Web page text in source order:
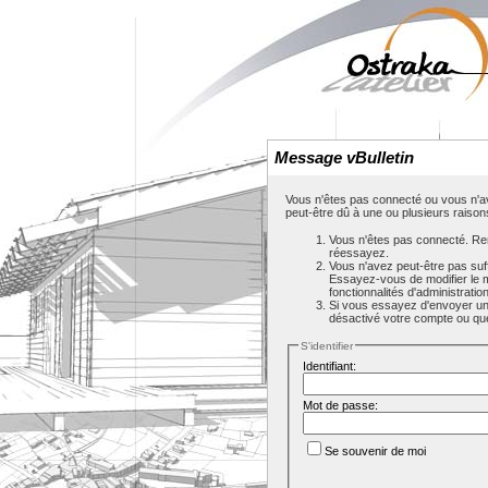
Message vBulletin
Vous n'êtes pas connecté ou vous
peut-être dû à une ou plusieurs
Vous n'êtes pas connecté.
réessayez.
Vous n'avez peut-être pas
Essayez-vous de modifier le
fonctionnalités
Si vous essayez d'envoyer
désactivé votre compte ou
S'identifier
Identifiant:
Mot de passe:
Se souvenir de moi